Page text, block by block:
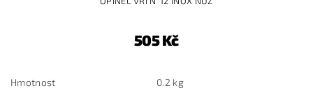
505 Kč
Hmotnost 0.2 kg